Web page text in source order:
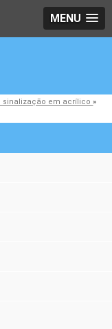
MENU
sinalização em acrílico»